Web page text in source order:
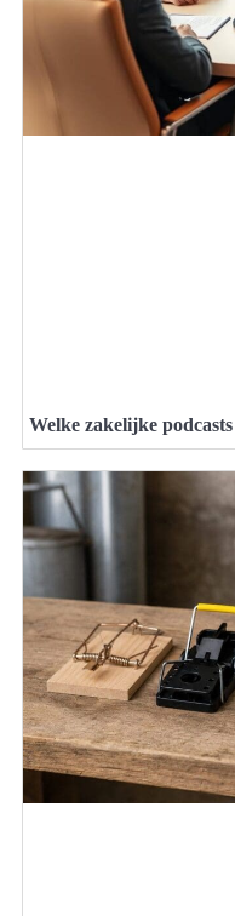
Welke zakelijke